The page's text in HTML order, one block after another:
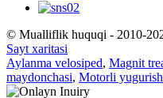
© Mualliflik huquqi - 2010-
Sayt xaritasi
Aylanma velosiped, Magnit
maydonchasi, Motorli